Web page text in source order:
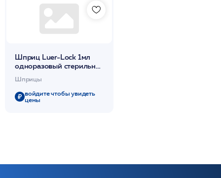
Шприц Luer-Lock 1мл
одноразовый стерильный
3-х комп. Без иглы /BD
Plastipak
Шприцы
войдите чтобы увидеть
цены